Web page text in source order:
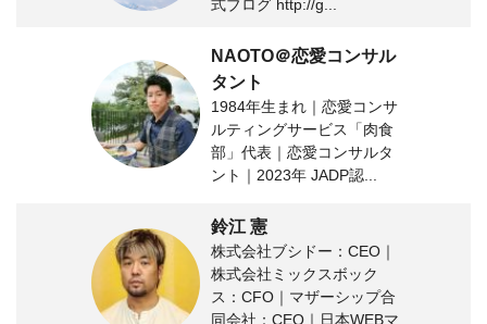
式ブログ http://g...
NAOTO＠恋愛コンサル
タント
1984年生まれ｜恋愛コンサ
ルティングサービス「肉食
部」代表｜恋愛コンサルタ
ント｜2023年 JADP認...
鈴江 憲
株式会社ブシドー：CEO｜
株式会社ミックスボック
ス：CFO｜マザーシップ合
同会社：CEO｜日本WEBマ